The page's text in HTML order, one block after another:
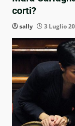
corti?
sally 3 Luglio